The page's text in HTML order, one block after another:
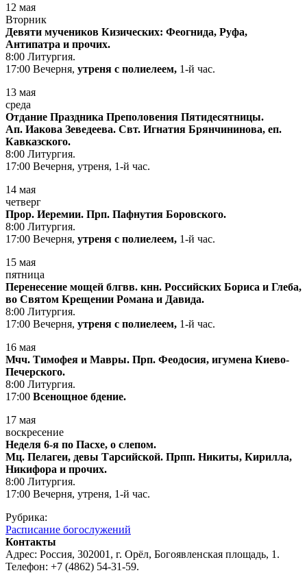
12 мая
Вторник
Девяти мучеников Кизических: Феогнида, Руфа,
Антипатра и прочих.
8:00 Литургия.
17:00 Вечерня, утреня с полиелеем, 1-й час.
13 мая
среда
Отдание Праздника Преполовения Пятидесятницы.
Ап. Иакова Зеведеева. Свт. Игнатия Брянчининова, еп.
Кавказского.
8:00 Литургия.
17:00 Вечерня, утреня, 1-й час.
14 мая
четверг
Прор. Иеремии. Прп. Пафнутия Боровского.
8:00 Литургия.
17:00 Вечерня, утреня с полиелеем, 1-й час.
15 мая
пятница
Перенесение мощей блгвв. кнн. Российских Бориса и Глеба,
во Святом Крещении Романа и Давида.
8:00 Литургия.
17:00 Вечерня, утреня с полиелеем, 1-й час.
16 мая
Мчч. Тимофея и Мавры. Прп. Феодосия, игумена Киево-
Печерского.
8:00 Литургия.
17:00 Всенощное бдение.
17 мая
воскресение
Неделя 6-я по Пасхе, о слепом.
Мц. Пелагеи, девы Тарсийской. Прпп. Никиты, Кирилла,
Никифора и прочих.
8:00 Литургия.
17:00 Вечерня, утреня, 1-й час.
Рубрика:
Расписание богослужений
Контакты
Адрес: Россия, 302001, г. Орёл, Богоявленская площадь, 1.
Телефон: +7 (4862) 54-31-59.